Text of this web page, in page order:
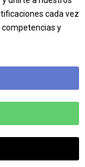
cada vez
y